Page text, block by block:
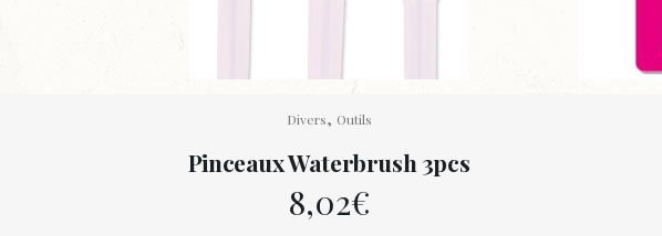
Divers, Outils
Pinceaux Waterbrush 3pcs
8,02€